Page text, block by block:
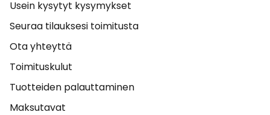
Usein kysytyt kysymykset
Seuraa tilauksesi toimitusta
Ota yhteyttä
Toimituskulut
Tuotteiden palauttaminen
Maksutavat